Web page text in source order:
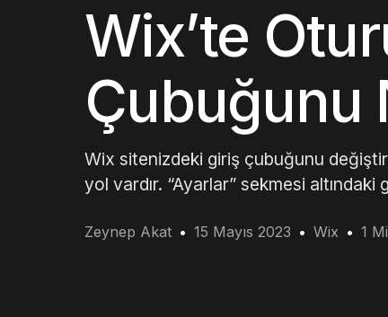
Wix’te
Çubuğunu
Wix sitenizdeki giriş çubuğunu
yol vardır. “Ayarlar” sekmesi
Zeynep Akat 15 Mayıs 2023 Wix 1